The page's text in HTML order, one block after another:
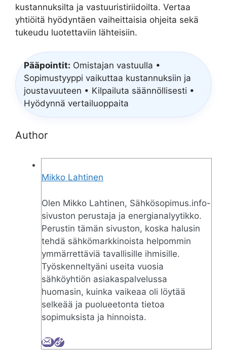
kustannuksilta ja vastuuristiriidoilta. Vertaa
yhtiöitä hyödyntäen vaiheittaisia ohjeita sekä
tukeudu luotettaviin lähteisiin.
Pääpointit: Omistajan vastuulla •
Sopimustyyppi vaikuttaa kustannuksiin ja
joustavuuteen • Kilpailuta säännöllisesti •
Hyödynnä vertailuoppaita
Author
Mikko Lahtinen
Olen Mikko Lahtinen, Sähkösopimus.info-
sivuston perustaja ja energianalyytikko.
Perustin tämän sivuston, koska halusin
tehdä sähkömarkkinoista helpommin
ymmärrettäviä tavallisille ihmisille.
Työskenneltyäni useita vuosia
sähköyhtiön asiakaspalvelussa
huomasin, kuinka vaikeaa oli löytää
selkeää ja puolueetonta tietoa
sopimuksista ja hinnoista.